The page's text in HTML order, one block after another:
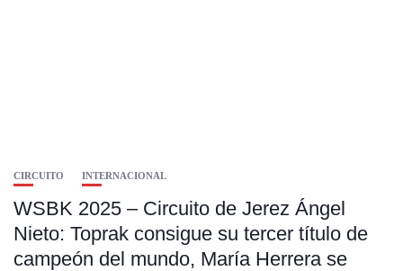
CIRCUITO INTERNACIONAL
WSBK 2025 – Circuito de Jerez Ángel
Nieto: Toprak consigue su tercer título de
campeón del mundo, María Herrera se